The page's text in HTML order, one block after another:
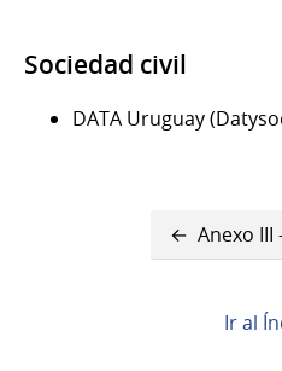
Sociedad civil
DATA Uruguay
transversales
Anexo III
Ir al